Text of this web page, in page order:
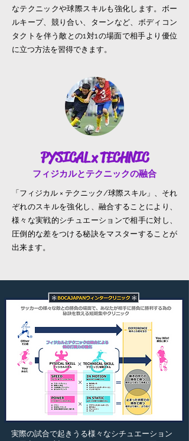
なテクニックや球際スキルも強化します。ボー
ルキープ、競り合い、ターンなど、ボディコン
タクトを伴う敵との1対1の場面で相手より優位
に立つ方法を習得できます。
PYSICAL x TECHNIC
フィジカルとテクニックの融合
「フィジカル × テクニック/球際スキル」、それ
ぞれのスキルを強化し、融合することにより、
様々な実戦的シチュエーションで相手に対し、
圧倒的な差をつける秘訣をマスターすることが
出来ます。
実際の試合で起きうる様々なシチュエーション